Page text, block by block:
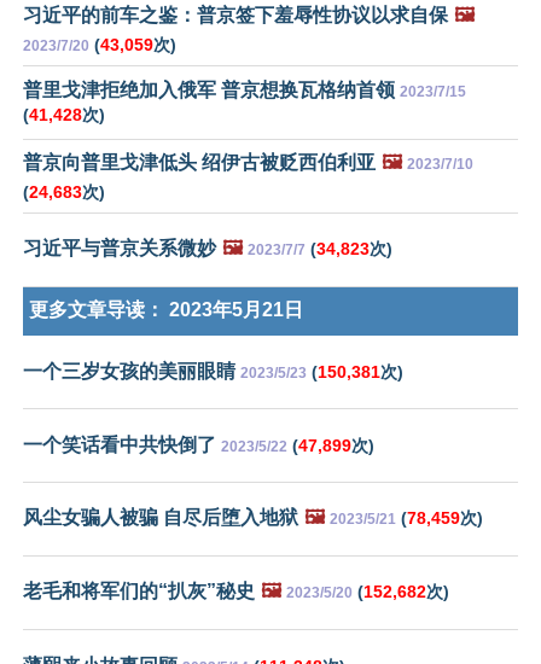
习近平的前车之鉴：普京签下羞辱性协议以求自保 🖼️
2023/7/20 (43,059次)
普里戈津拒绝加入俄军 普京想换瓦格纳首领 2023/7/15
(41,428次)
普京向普里戈津低头 绍伊古被贬西伯利亚 🖼️ 2023/7/10
(24,683次)
习近平与普京关系微妙 🖼️ 2023/7/7 (34,823次)
更多文章导读： 2023年5月21日
一个三岁女孩的美丽眼睛 2023/5/23 (150,381次)
一个笑话看中共快倒了 2023/5/22 (47,899次)
风尘女骗人被骗 自尽后堕入地狱 🖼️ 2023/5/21 (78,459次)
老毛和将军们的“扒灰”秘史 🖼️ 2023/5/20 (152,682次)